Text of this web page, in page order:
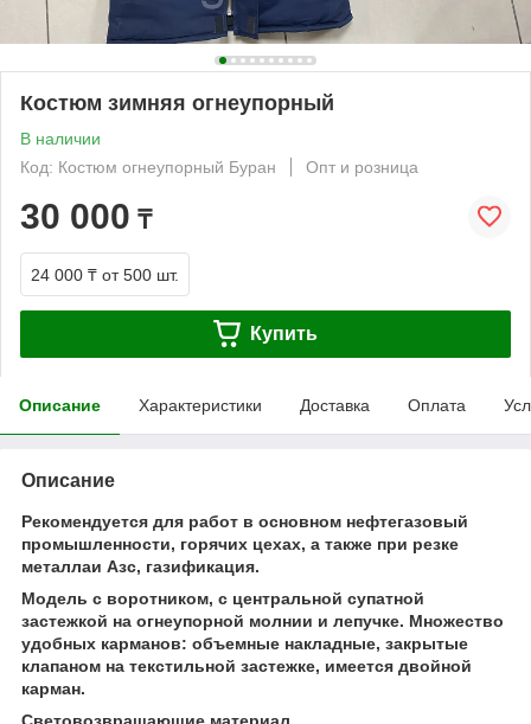
Костюм зимняя огнеупорный
В наличии
Код: Костюм огнеупорный Буран
Опт и розница
30 000 ₸
24 000 ₸ от 500 шт.
Купить
Описание Характеристики Доставка Оплата
Описание
Рекомендуется для работ в основном нефтегазовый
промышленности, горячих цехах, а также при резке
металлаи Азс, газификация.
Модель с воротником, с центральной супатной
застежкой на огнеупорной молнии и лепучке. Множество
удобных карманов: объемные накладные, закрытые
клапаном на текстильной застежке, имеется двойной
карман.
Световозвращающие материал